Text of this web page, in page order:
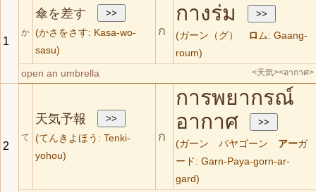
1
か
傘を差す
(かさをさす: Kasa-wo-
sasu)
ก
กางร่ม
(ガーン（グ） ロ ム: Gaang-
roum)
open an umbrella <天気><อากาศ>
2
て
天気予報
(てんきよほう: Tenki-
yohou)
ก
การพยากรณ์
อากาศ
(ガーン パヤゴーン アーガ
ード: Garn-Paya-gorn-ar-
gard)